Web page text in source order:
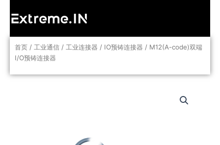
首页 / 工业通信 / 工业连接器 / IO预铸连接器 / M12(A-code)双端
I/O预铸连接器